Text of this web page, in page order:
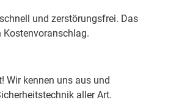
und zerstörungsfrei. Das
Kostenvoranschlag.
Wir kennen uns aus und
aller Art.